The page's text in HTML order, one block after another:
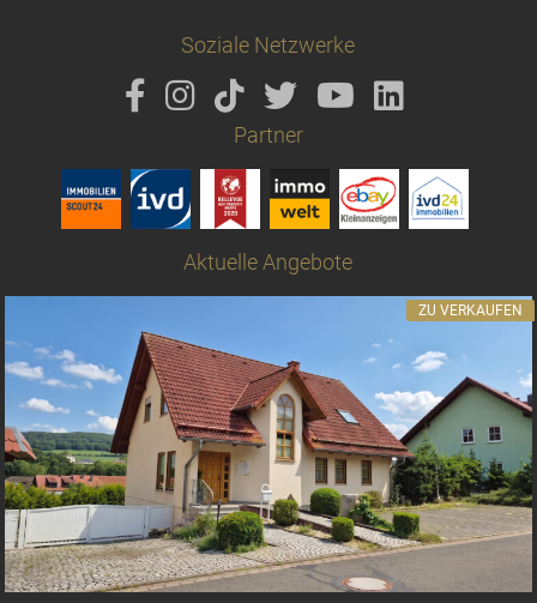
Soziale Netzwerke
Partner
Aktuelle Angebote
ZU VERKAUFEN